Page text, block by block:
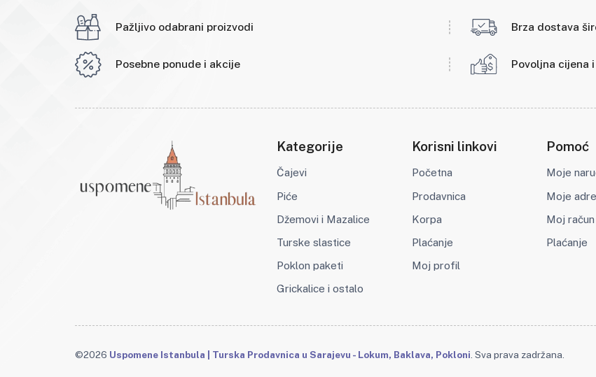
Pažljivo odabrani proizvodi Brza dostava
Posebne ponude i akcije Povoljna cijena
Kategorije
Čajevi
Piće
Džemovi i Mazalice
Turske slastice
Poklon paketi
Grickalice i ostalo
Korisni linkovi
Početna
Prodavnica
Korpa
Plaćanje
Moj profil
Pomoć
Moje
Moje
Moj račun
Plaćanje
©2026 Uspomene Istanbula | Turska Prodavnica u Sarajevu - Lokum, Baklava, Pokloni . Sva prava zadržana.